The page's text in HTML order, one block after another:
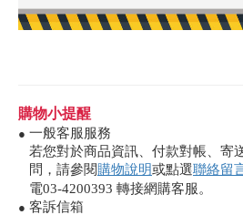
購物小提醒
● 一般客服服務
若您對於商品資訊、付款對帳、寄
問，請參閱購物說明或點選聯絡留
電03-4200393 轉接網購客服。
● 客訴信箱